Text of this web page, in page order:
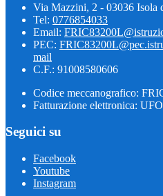
Via Mazzini, 2 - 03036 Isola
Tel: 0776854033
Email:
PEC:
mail
C.F.: 91008580606
Codice meccanografico:
Fatturazione elettronica:
Seguici su
Facebook
Youtube
Instagram